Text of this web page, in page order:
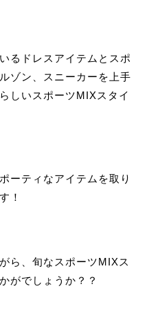
るドレスアイテムとスポ
ゾン、スニーカーを上手
しいスポーツMIXスタイ
ーティなアイテムを取り
！
ら、旬なスポーツMIXス
がでしょうか？？